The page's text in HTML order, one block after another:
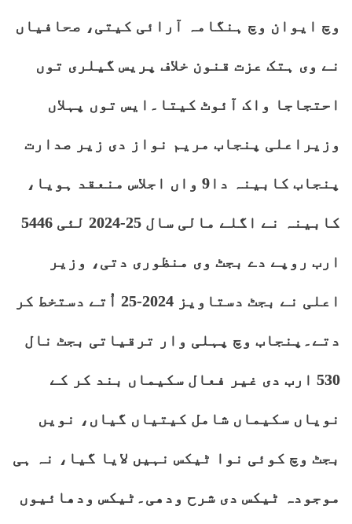
وچ ایوان وچ ہنگامہ آرائی کیتی، صحافیاں
نے وی ہتک عزت قنون خلاف پریس گیلری توں
احتجاجا واک آئوٹ کیتا۔ایس توں پہلاں
وزیراعلی پنجاب مریم نواز دی زیر صدارت
پنجاب کابینہ دا9 واں اجلاس منعقد ہویا،
کابینہ نے اگلے مالی سال 25-2024 لئی 5446
ارب روپے دے بجٹ وی منظوری دتی، وزیر
اعلی نے بجٹ دستاویز 2024-25 اُتے دستخط کر
دتے۔پنجاب وچ پہلی وار ترقیاتی بجٹ نال
530 ارب دی غیر فعال سکیماں بند کر کے
نویاں سکیماں شامل کیتیاں گیاں، نویں
بجٹ وچ کوئی نوا ٹیکس نہیں لایا گیا، نہ ہی
موجودہ ٹیکس دی شرح ودھی۔ٹیکس ودھائیوں